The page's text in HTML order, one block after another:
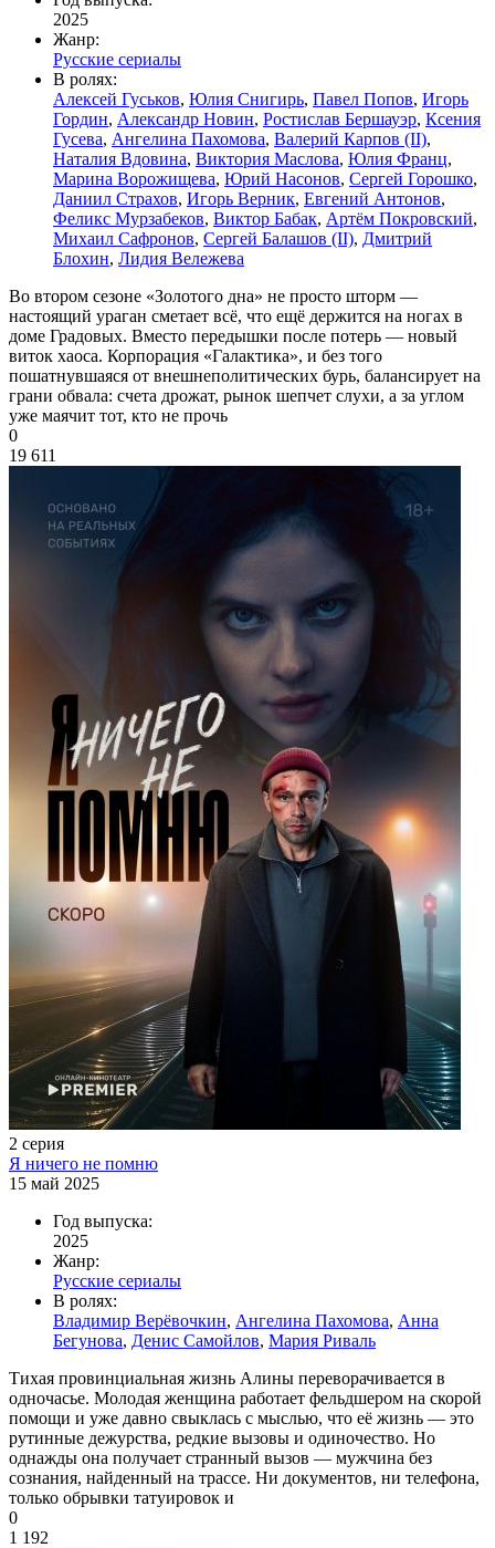
2025
Жанр:
Русские сериалы
В ролях:
Алексей Гуськов, Юлия Снигирь, Павел Попов, Игорь
Гордин, Александр Новин, Ростислав Бершауэр, Ксения
Гусева, Ангелина Пахомова, Валерий Карпов (II),
Наталия Вдовина, Виктория Маслова, Юлия Франц,
Марина Ворожищева, Юрий Насонов, Сергей Горошко,
Даниил Страхов, Игорь Верник, Евгений Антонов,
Феликс Мурзабеков, Виктор Бабак, Артём Покровский,
Михаил Сафронов, Сергей Балашов (II), Дмитрий
Блохин, Лидия Вележева
Во втором сезоне «Золотого дна» не просто шторм —
настоящий ураган сметает всё, что ещё держится на ногах в
доме Градовых. Вместо передышки после потерь — новый
виток хаоса. Корпорация «Галактика», и без того
пошатнувшаяся от внешнеполитических бурь, балансирует на
грани обвала: счета дрожат, рынок шепчет слухи, а за углом
уже маячит тот, кто не прочь
0
19 611
2 серия
Я ничего не помню
15 май 2025
Год выпуска:
2025
Жанр:
Русские сериалы
В ролях:
Владимир Верёвочкин, Ангелина Пахомова, Анна
Бегунова, Денис Самойлов, Мария Риваль
Тихая провинциальная жизнь Алины переворачивается в
одночасье. Молодая женщина работает фельдшером на скорой
помощи и уже давно свыклась с мыслью, что её жизнь — это
рутинные дежурства, редкие вызовы и одиночество. Но
однажды она получает странный вызов — мужчина без
сознания, найденный на трассе. Ни документов, ни телефона,
только обрывки татуировок и
0
1 192